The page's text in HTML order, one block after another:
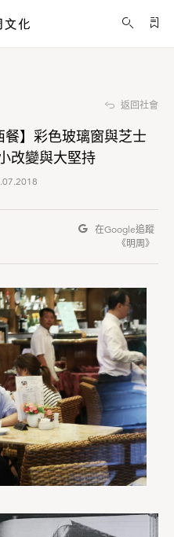
返回社會
餐】彩色玻璃窗與芝士
改變與大堅持
在Google追蹤
《明周》